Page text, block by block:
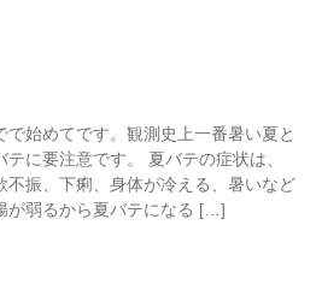
で始めてです。観測史上一番暑い夏と
に要注意です。 夏バテの症状は、
不振、下痢、身体が冷える、暑いなど
が弱るから夏バテになる […]